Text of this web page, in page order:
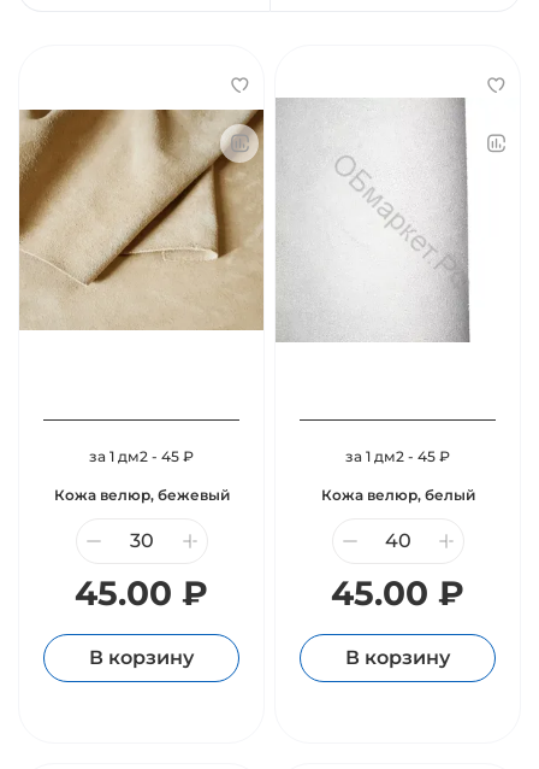
за 1 дм2 - 45 ₽
Кожа велюр, бежевый
45.00 ₽
В корзину
за 1 дм2 - 45 ₽
Кожа велюр, белый
45.00 ₽
В корзину